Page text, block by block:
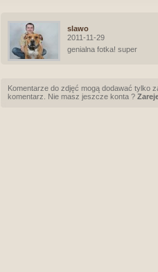
slawo
2011-11-29
genialna fotka! super
Komentarze do zdjęć mogą dodawać tylko
komentarz. Nie masz jeszcze konta ?